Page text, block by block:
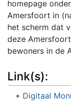
homepage
Amersfoort in
het scherm dat
deze
bewoners in de
Link(s):
Digitaal